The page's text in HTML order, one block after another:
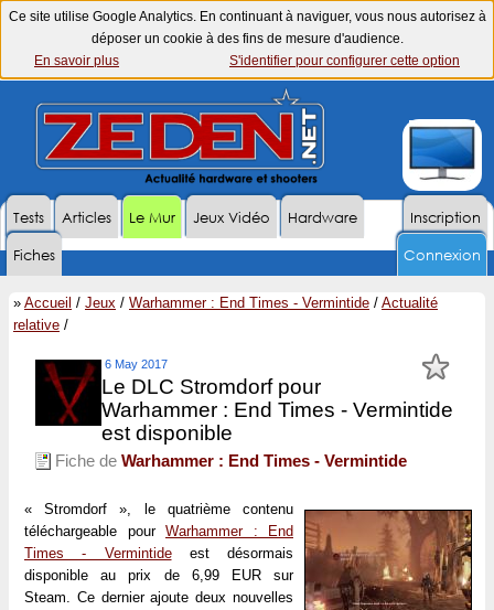
Ce site utilise Google Analytics. En continuant à naviguer, vous nous autorisez à
déposer un cookie à des fins de mesure d'audience.
En savoir plus
S'identifier pour configurer cette option
Inscription
Tests Articles Le Mur Jeux Vidéo
Hardware
Fiches
Connexion
» Accueil / Jeux / Warhammer : End Times - Vermintide / Actualité
relative /
6 May 2017
Le DLC Stromdorf pour
Warhammer : End Times - Vermintide
est disponible
Fiche de Warhammer : End Times - Vermintide
« Stromdorf », le quatrième contenu
téléchargeable pour Warhammer : End
Times - Vermintideest désormais
disponible au prix de 6,99 EUR sur
Steam. Ce dernier ajoute deux nouvelles